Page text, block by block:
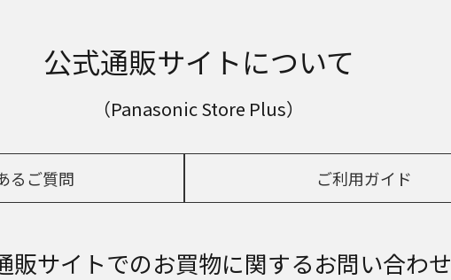
公式通販サイトについて
（Panasonic Store Plus）
るご質問 ご利用ガイド
販サイトでのお買物に関するお問い合わせ